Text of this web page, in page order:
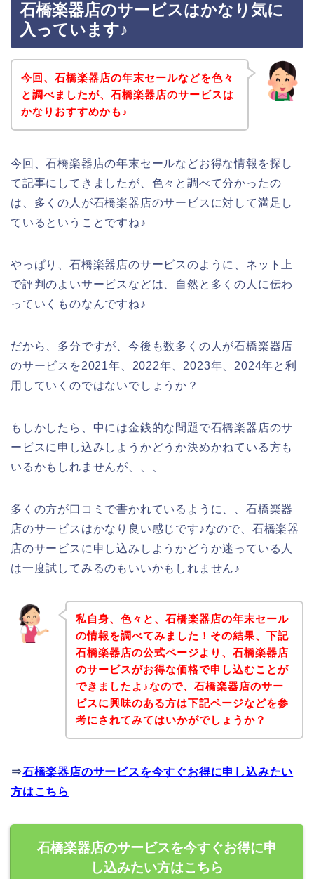
石橋楽器店のサービスはかなり気に
入っています♪
今回、石橋楽器店の年末セールなどを色々
と調べましたが、石橋楽器店のサービスは
かなりおすすめかも♪
今回、石橋楽器店の年末セールなどお得な情報を探し
て記事にしてきましたが、色々と調べて分かったの
は、多くの人が石橋楽器店のサービスに対して満足し
ているということですね♪
やっぱり、石橋楽器店のサービスのように、ネット上
で評判のよいサービスなどは、自然と多くの人に伝わ
っていくものなんですね♪
だから、多分ですが、今後も数多くの人が石橋楽器店
のサービスを2021年、2022年、2023年、2024年と利
用していくのではないでしょうか？
もしかしたら、中には金銭的な問題で石橋楽器店のサ
ービスに申し込みしようかどうか決めかねている方も
いるかもしれませんが、、、
多くの方が口コミで書かれているように、、石橋楽器
店のサービスはかなり良い感じです♪なので、石橋楽器
店のサービスに申し込みしようかどうか迷っている人
は一度試してみるのもいいかもしれません♪
私自身、色々と、石橋楽器店の年末セール
の情報を調べてみました！その結果、下記
石橋楽器店の公式ページより、石橋楽器店
のサービスがお得な価格で申し込むことが
できましたよ♪なので、石橋楽器店のサー
ビスに興味のある方は下記ページなどを参
考にされてみてはいかがでしょうか？
⇒石橋楽器店のサービスを今すぐお得に申し込みたい
方はこちら
石橋楽器店のサービスを今すぐお得に申
し込みたい方はこちら